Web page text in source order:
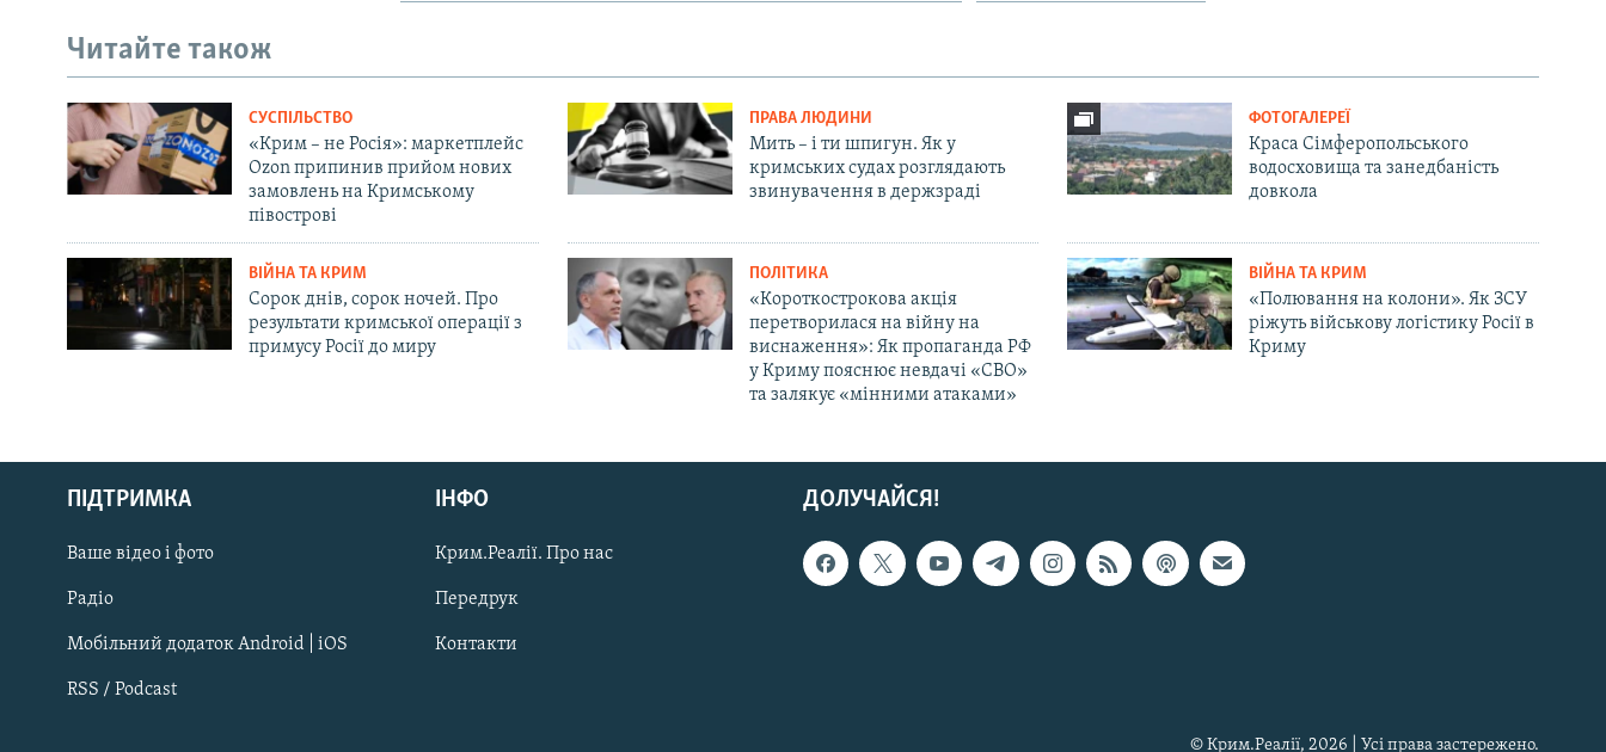
Русский
Qırımtatar
ДОЛУЧАЙСЯ!
Читайте також
СУСПІЛЬСТВО
«Крим – не Росія»: маркетплейс
Ozon припинив прийом нових
замовлень на Кримському
півострові
ПРАВА ЛЮДИНИ
Мить – і ти шпигун. Як у
кримських судах розглядають
звинувачення в держзраді
ФОТОГАЛЕРЕЇ
Краса Сімферопольського
водосховища та занедбаність
довкола
ВІЙНА ТА КРИМ
Сорок днів, сорок ночей. Про
результати кримської операції з
примусу Росії до миру
ПОЛІТИКА
«Короткострокова акція
перетворилася на війну на
виснаження»: Як пропаганда РФ
у Криму пояснює невдачі «СВО»
та залякує «мінними атаками»
ВІЙНА ТА КРИМ
«Полювання на колони». Як ЗСУ
ріжуть військову логістику Росії в
Криму
ДОЛУЧАЙСЯ!
ПІДТРИМКА
Ваше відео і фото
Радіо
Мобільний додаток Android | iOS
RSS / Podcast
ІНФО
Крим.Реалії. Про нас
Передрук
Контакти
© Крим.Реалії, 2026 | Усі права застережено.